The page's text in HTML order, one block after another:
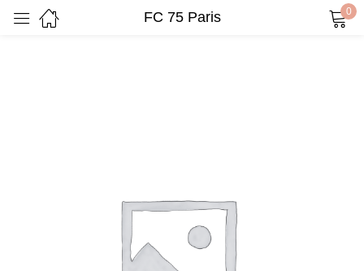
FC 75 Paris 0
Create an account